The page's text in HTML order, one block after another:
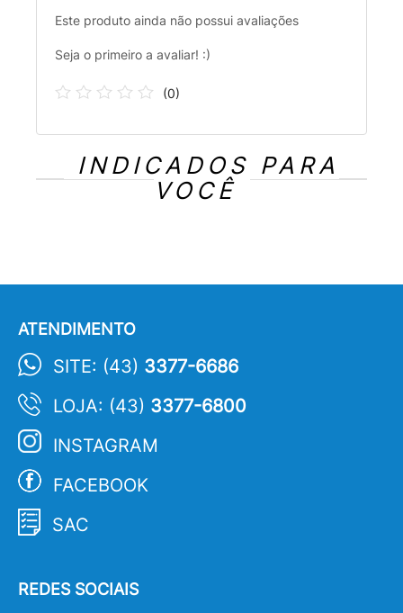
Este produto ainda não possui avaliações
Seja o primeiro a avaliar! :)
(0)
INDICADOS PARA
VOCÊ
ATENDIMENTO
SITE: (43) 3377-6686
LOJA: (43) 3377-6800
INSTAGRAM
FACEBOOK
SAC
REDES SOCIAIS